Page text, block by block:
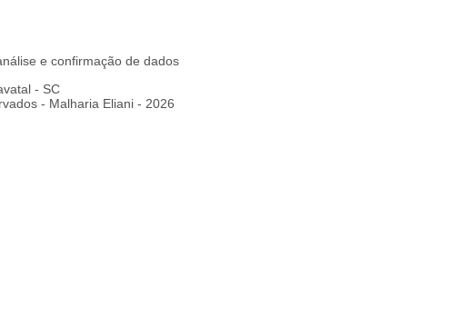
e confirmação de dados
- SC
- Malharia Eliani - 2026